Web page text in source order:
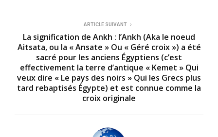
ARTICLE SUIVANT
La signification de Ankh : l’Ankh (Aka le noeud
Aitsata, ou la « Ansate » Ou « Géré croix ») a été
sacré pour les anciens Égyptiens (c’est
effectivement la terre d’antique « Kemet » Qui
veux dire « Le pays des noirs » Qui les Grecs plus
tard rebaptisés Égypte) et est connue comme la
croix originale